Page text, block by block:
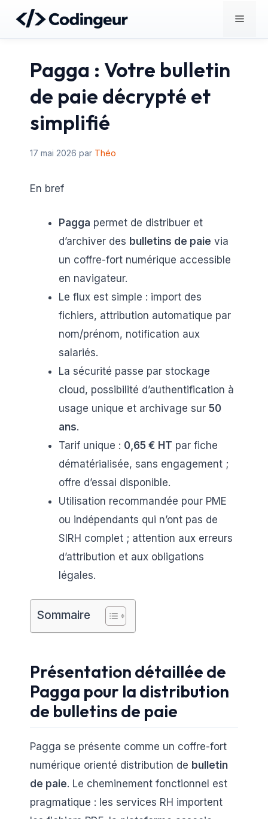
contenu
Menu
Pagga : Votre bulletin
de paie décrypté et
simplifié
17 mai 2026 par Théo
En bref
Pagga permet de distribuer et
d’archiver des bulletins de paie via
un coffre-fort numérique accessible
en navigateur.
Le flux est simple : import des
fichiers, attribution automatique par
nom/prénom, notification aux
salariés.
La sécurité passe par stockage
cloud, possibilité d’authentification à
usage unique et archivage sur 50
ans.
Tarif unique : 0,65 € HT par fiche
dématérialisée, sans engagement ;
offre d’essai disponible.
Utilisation recommandée pour PME
ou indépendants qui n’ont pas de
SIRH complet ; attention aux erreurs
d’attribution et aux obligations
légales.
Sommaire
Présentation détaillée de
Pagga pour la distribution
de bulletins de paie
Pagga se présente comme un coffre-fort
numérique orienté distribution de bulletin
de paie. Le cheminement fonctionnel est
pragmatique : les services RH importent